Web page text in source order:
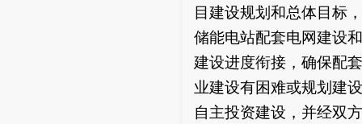
目建设规划和总体目标
储能电站配套电网建设
建设进度衔接，确保配
业建设有困难或规划建
自主投资建设，并经双